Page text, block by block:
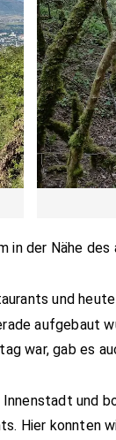
in der Nähe
und
aufgebaut
war, gab es
und
Hier konnten